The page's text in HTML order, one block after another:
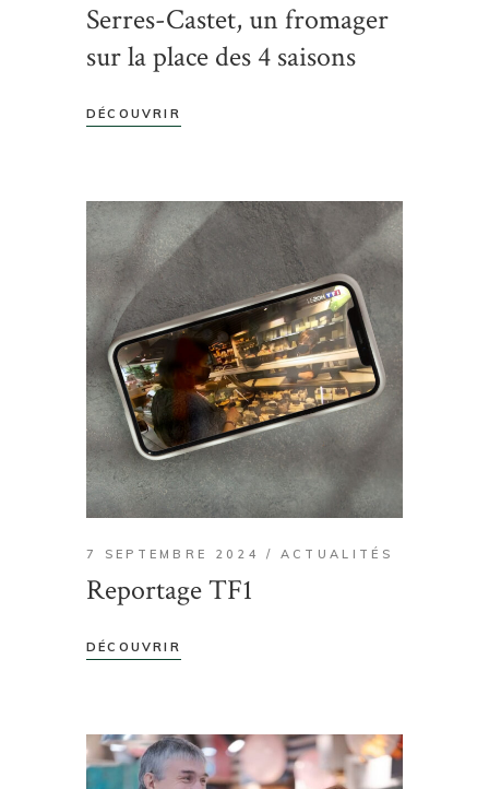
Serres-Castet, un fromager
sur la place des 4 saisons
DÉCOUVRIR
7 SEPTEMBRE 2024 ACTUALITÉS
Reportage TF1
DÉCOUVRIR